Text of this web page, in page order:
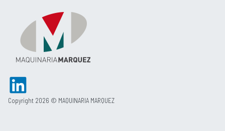
Copyright 2026 © MAQUINARIA MARQUEZ